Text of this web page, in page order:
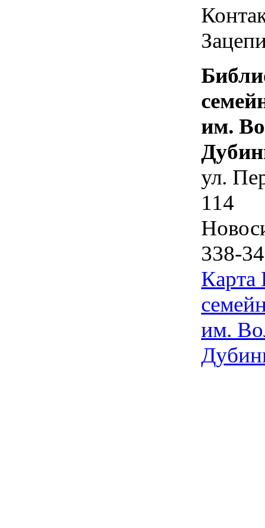
им.
ул.
114
338-
Карта
им.